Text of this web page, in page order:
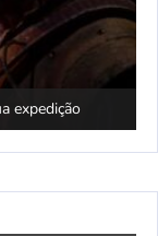
expedição